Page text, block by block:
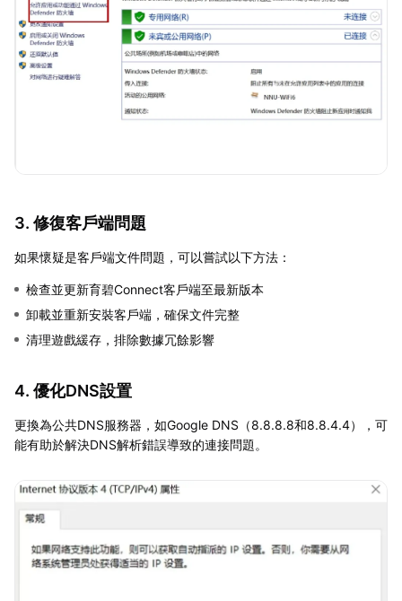
3. 修復客戶端問題
如果懷疑是客戶端文件問題，可以嘗試以下方法：
檢查並更新育碧Connect客戶端至最新版本
卸載並重新安裝客戶端，確保文件完整
清理遊戲緩存，排除數據冗餘影響
4. 優化DNS設置
更換為公共DNS服務器，如Google DNS（8.8.8.8和8.8.4.4），可
能有助於解決DNS解析錯誤導致的連接問題。